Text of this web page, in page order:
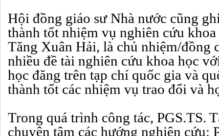
Hội đồng giáo sư Nhà nước cũng
thành tốt nhiệm vụ nghiên cứu khoa
Tăng Xuân Hải, là chủ nhiệm/đồng
nhiều đề tài nghiên cứu khoa học
học đăng trên tạp chí quốc gia và
thành tốt các nhiệm vụ trao đổi và
Trong quá trình công tác, PGS.TS.
chuyên tâm các hướng nghiên cứu: